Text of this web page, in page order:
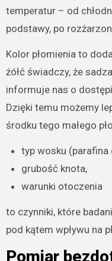
temperatur – od
podstawy, po
Kolor płomienia to
żółć świadczy, że
informuje nas o
Dzięki temu możemy
środku tego małego
typ wosku
grubość knota,
warunki otoczenia
to czynniki, które
pod kątem wpływu na
Pomiar